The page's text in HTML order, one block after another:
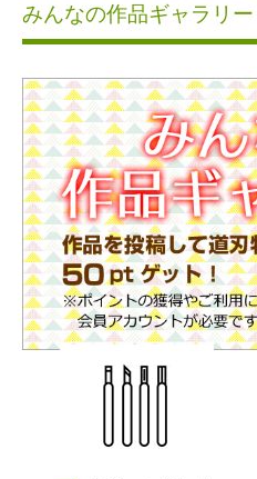
みんなの作品ギャラリー